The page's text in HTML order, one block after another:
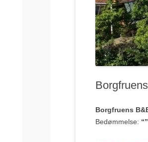
Borgfruens
Bedømmelse: “”